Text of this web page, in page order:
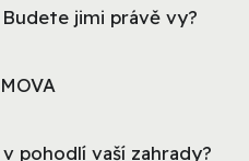
jimi právě vy?
pohodlí vaší zahrady?